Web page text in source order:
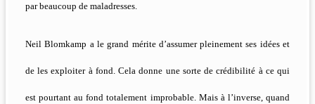
par beaucoup de maladresses.
Neil Blomkamp a le grand mérite d’assumer pleinement ses idées et
de les exploiter à fond. Cela donne une sorte de crédibilité à ce qui
est pourtant au fond totalement improbable. Mais à l’inverse, quand